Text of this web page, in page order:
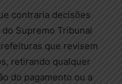
contraria decisões
Supremo Tribunal
que revisem
retirando qualquer
do pagamento ou a